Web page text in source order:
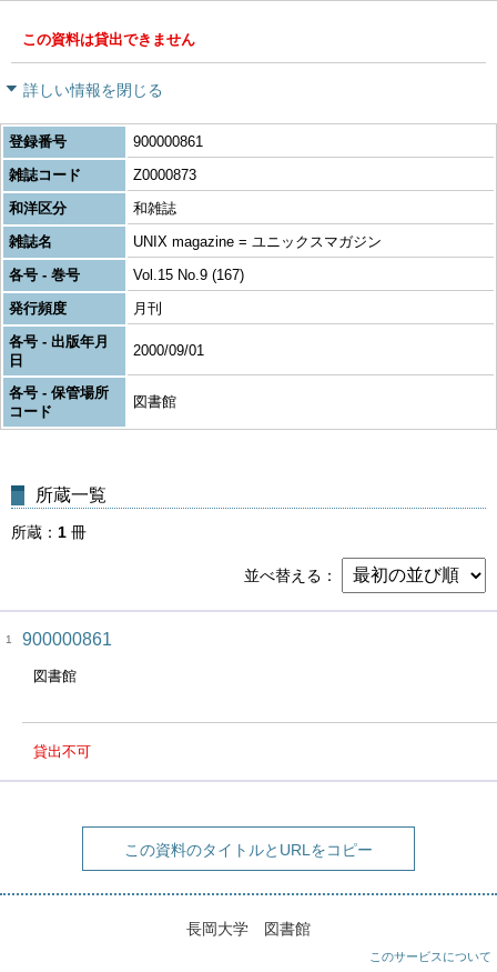
この資料は貸出できません
詳しい情報を閉じる
登録番号
900000861
雑誌コード
Z0000873
和洋区分
和雑誌
雑誌名
UNIX magazine = ユニックスマガジン
各号 - 巻号
Vol.15 No.9 (167)
発行頻度
月刊
各号 - 出版年月
日
2000/09/01
各号 - 保管場所
コード
図書館
所蔵一覧
所蔵 1 冊
並べ替える
1 900000861
図書館
貸出不可
この資料のタイトルとURLをコピー
長岡大学 図書館
このサービスについて